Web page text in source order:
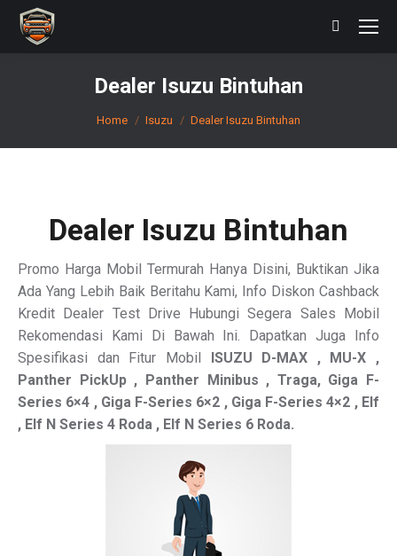
Search:
Dealer Isuzu Bintuhan
You are here:
Home Isuzu Dealer Isuzu Bintuhan
Dealer Isuzu Bintuhan
Promo Harga Mobil Termurah Hanya Disini, Buktikan Jika
Ada Yang Lebih Baik Beritahu Kami, Info Diskon Cashback
Kredit Dealer Test Drive Hubungi Segera Sales Mobil
Rekomendasi Kami Di Bawah Ini. Dapatkan Juga Info
Spesifikasi dan Fitur Mobil ISUZU D-MAX , MU-X ,
Panther PickUp , Panther Minibus , Traga, Giga F-
Series 6×4 , Giga F-Series 6×2 , Giga F-Series 4×2 , Elf
, Elf N Series 4 Roda , Elf N Series 6 Roda.